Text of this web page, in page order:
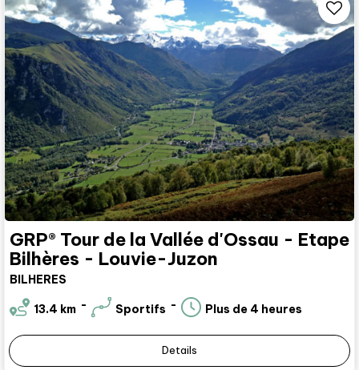
GRP® Tour de la Vallée d'Ossau - Etape
Bilhères - Louvie-Juzon
BILHERES
13.4 km Sportifs Plus de 4 heures
Details